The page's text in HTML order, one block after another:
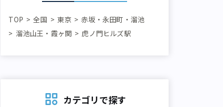
TOP 全国 東京
赤坂・永田町・溜池
溜池山王・霞ヶ関
虎ノ門ヒルズ駅
カテゴリで探す